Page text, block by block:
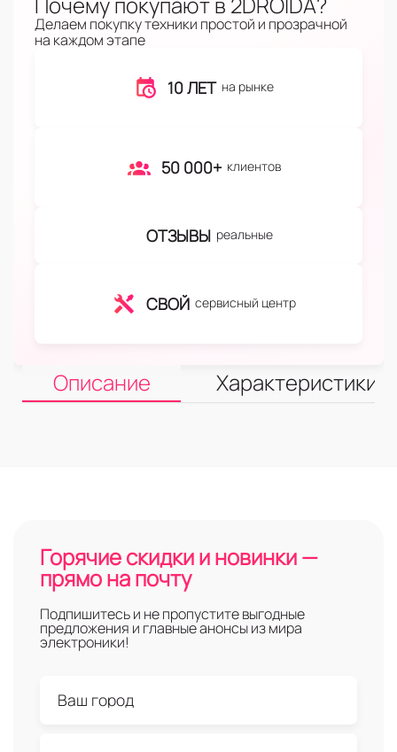
Делаем покупку техники простой и прозрачной
на каждом этапе
10 ЛЕТ на рынке
50 000+ клиентов
ОТЗЫВЫ реальные
СВОЙ сервисный центр
Описание Характеристики
Горячие скидки и новинки —
прямо на почту
Подпишитесь и не пропустите выгодные
предложения и главные анонсы из мира
электроники!